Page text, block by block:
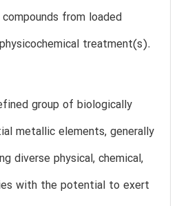
from loaded
treatment(s).
group of biologically
metallic elements, generally
diverse physical, chemical,
with the potential to exert